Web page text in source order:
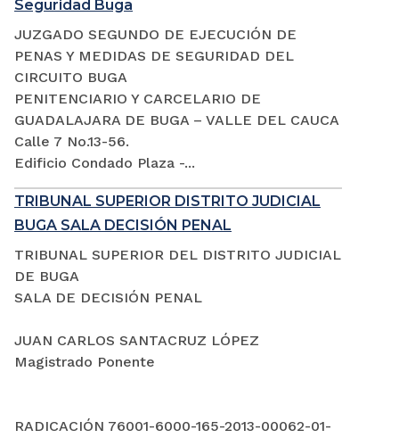
Seguridad Buga
JUZGADO SEGUNDO DE EJECUCIÓN DE
PENAS Y MEDIDAS DE SEGURIDAD DEL
CIRCUITO BUGA
PENITENCIARIO Y CARCELARIO DE
GUADALAJARA DE BUGA – VALLE DEL CAUCA
Calle 7 No.13-56.
Edificio Condado Plaza -...
TRIBUNAL SUPERIOR DISTRITO JUDICIAL
BUGA SALA DECISIÓN PENAL
TRIBUNAL SUPERIOR DEL DISTRITO JUDICIAL
DE BUGA
SALA DE DECISIÓN PENAL
JUAN CARLOS SANTACRUZ LÓPEZ
Magistrado Ponente
RADICACIÓN 76001-6000-165-2013-00062-01-